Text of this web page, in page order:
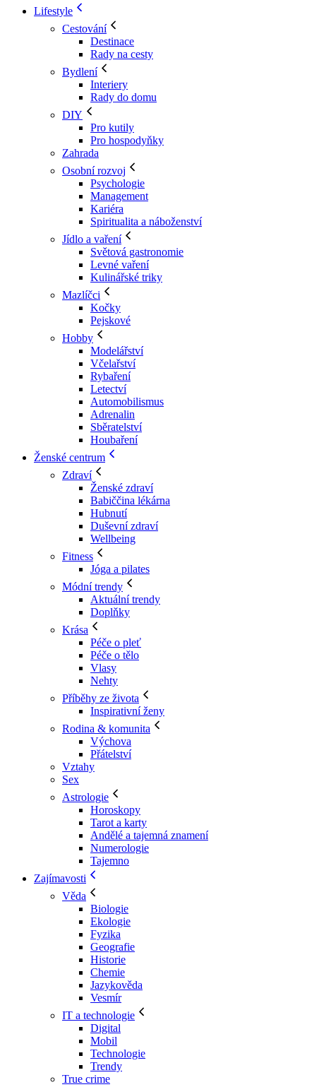
Lifestyle
Cestování
Destinace
Rady na cesty
Bydlení
Interiery
Rady do domu
DIY
Pro kutily
Pro hospodyňky
Zahrada
Osobní rozvoj
Psychologie
Management
Kariéra
Spiritualita a náboženství
Jídlo a vaření
Světová gastronomie
Levné vaření
Kulinářské triky
Mazlíčci
Kočky
Pejskové
Hobby
Modelářství
Včelařství
Rybaření
Letectví
Automobilismus
Adrenalin
Sběratelství
Houbaření
Ženské centrum
Zdraví
Ženské zdraví
Babiččina lékárna
Hubnutí
Duševní zdraví
Wellbeing
Fitness
Jóga a pilates
Módní trendy
Aktuální trendy
Doplňky
Krása
Péče o pleť
Péče o tělo
Vlasy
Nehty
Příběhy ze života
Inspirativní ženy
Rodina & komunita
Výchova
Přátelství
Vztahy
Sex
Astrologie
Horoskopy
Tarot a karty
Andělé a tajemná znamení
Numerologie
Tajemno
Zajímavosti
Věda
Biologie
Ekologie
Fyzika
Geografie
Historie
Chemie
Jazykověda
Vesmír
IT a technologie
Digital
Mobil
Technologie
Trendy
True crime